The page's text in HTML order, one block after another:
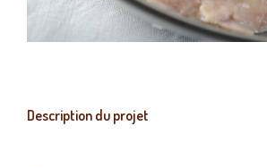
Description du projet